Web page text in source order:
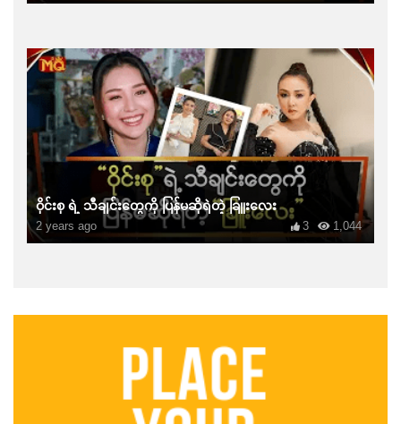
ဝိုင်းစု ရဲ့ သီချင်းတွေကို ပြန်မဆိုရဲတဲ့ ခြူးလေး
2 years ago 1,044
3